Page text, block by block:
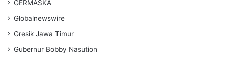
GERMASKA
Globalnewswire
Gresik Jawa Timur
Gubernur Bobby Nasution